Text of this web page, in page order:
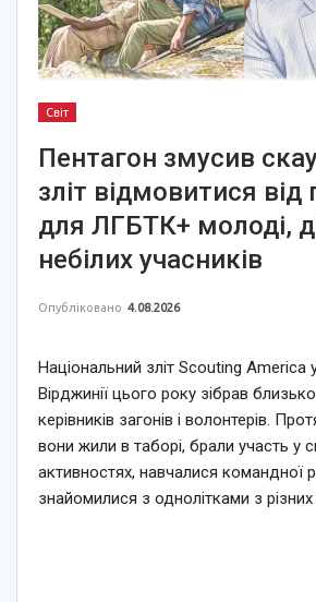
Світ
Пентагон змусив
зліт відмовитися від
для ЛГБТК+ молоді,
небілих учасників
Опубліковано 4.08.2026
Національний зліт Scouting America у
Вірджинії цього року зібрав
керівників загонів і волонтерів.
вони жили в таборі, брали участь у
активностях, навчалися командної
знайомилися з однолітками з